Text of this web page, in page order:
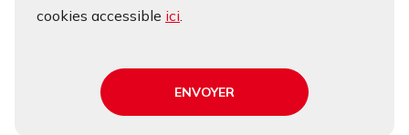
cookies accessible ici.
ENVOYER